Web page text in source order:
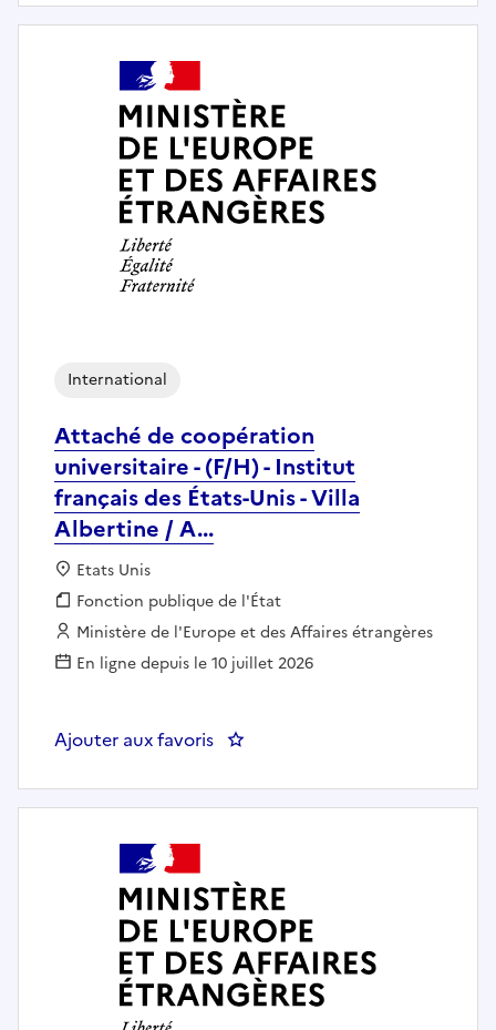
Attaché de coopération
universitaire - (F/H) - Institut
français des États-Unis - Villa
Albertine / A...
International
Localisation :
Etats Unis
Fonction publique :
Fonction publique de l'État
Employeur :
Ministère de l'Europe et des Affaires étrangères
En ligne depuis le 10 juillet 2026
Ajouter aux favoris : Attaché de coopération